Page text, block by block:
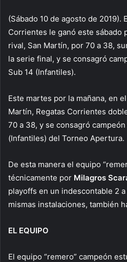
(Sábado 10 de agosto de 2019).
Corrientes le ganó este sábado
rival, San Martín, por 70 a 38,
la serie final, y se consagró
Sub 14 (Infantiles).
Este martes por la mañana, en
Martín, Regatas Corrientes
70 a 38, y se consagró
(Infantiles) del Torneo Apertura.
De esta manera el equipo
técnicamente por Milagros
playoffs en un indescontable 2
mismas instalaciones, también
EL EQUIPO
El equipo “remero” campeón